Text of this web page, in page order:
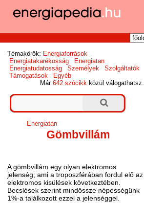
Témakörök: Energiaforrások
Energiatakarékosság
Energiatan
Energiatudatosság
Személyek
Szolgáltatók
Támogatások
Egyéb
Már642 szócikk közül válogathatsz.
Energiatan
Gömbvillám
A gömbvillám egy olyan elektromos
jelenség, ami a troposzférában fordul elő az
elektromos kisülések következtében.
Becslések szerint mindössze népességünk
1%-a találkozott ezzel a jelenséggel.